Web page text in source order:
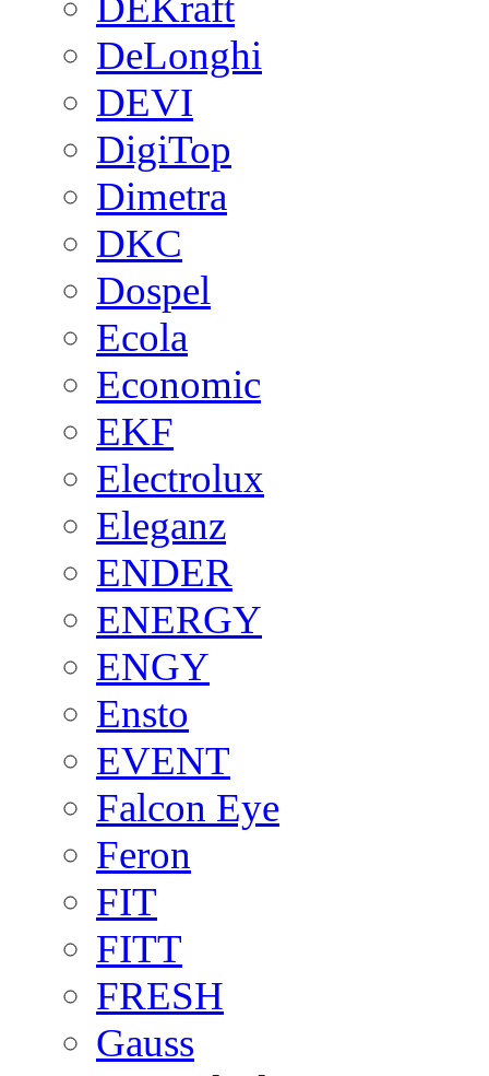
DeLonghi
DEVI
DigiTop
Dimetra
DKC
Dospel
Ecola
Economic
EKF
Electrolux
Eleganz
ENDER
ENERGY
ENGY
Ensto
EVENT
Falcon Eye
Feron
FIT
FITT
FRESH
Gauss